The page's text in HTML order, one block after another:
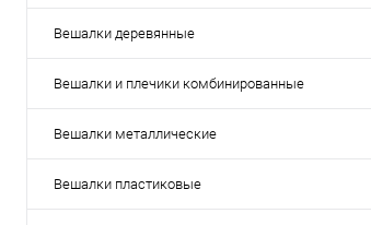
Вешалки деревянные
Вешалки и плечики комбинированные
Вешалки металлические
Вешалки пластиковые